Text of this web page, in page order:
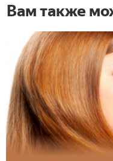
Вам также